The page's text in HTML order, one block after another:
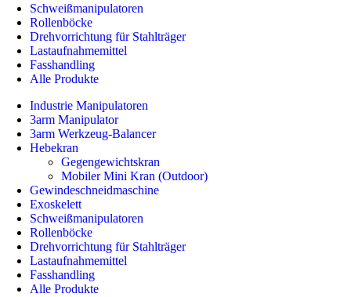
Schweißmanipulatoren
Rollenböcke
Drehvorrichtung für Stahlträger
Lastaufnahmemittel
Fasshandling
Alle Produkte
Industrie Manipulatoren
3arm Manipulator
3arm Werkzeug-Balancer
Hebekran
Gegengewichtskran
Mobiler Mini Kran (Outdoor)
Gewindeschneidmaschine
Exoskelett
Schweißmanipulatoren
Rollenböcke
Drehvorrichtung für Stahlträger
Lastaufnahmemittel
Fasshandling
Alle Produkte